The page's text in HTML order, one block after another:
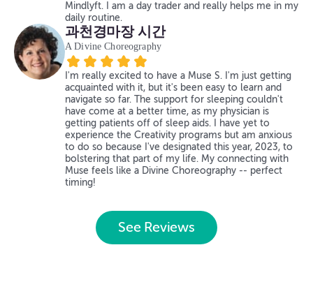
Mindlyft. I am a day trader and really helps me in my
daily routine.
과천경마장 시간
A Divine Choreography
I'm really excited to have a Muse S. I'm just getting
acquainted with it, but it's been easy to learn and
navigate so far. The support for sleeping couldn't
have come at a better time, as my physician is
getting patients off of sleep aids. I have yet to
experience the Creativity programs but am anxious
to do so because I've designated this year, 2023, to
bolstering that part of my life. My connecting with
Muse feels like a Divine Choreography -- perfect
timing!
See Reviews